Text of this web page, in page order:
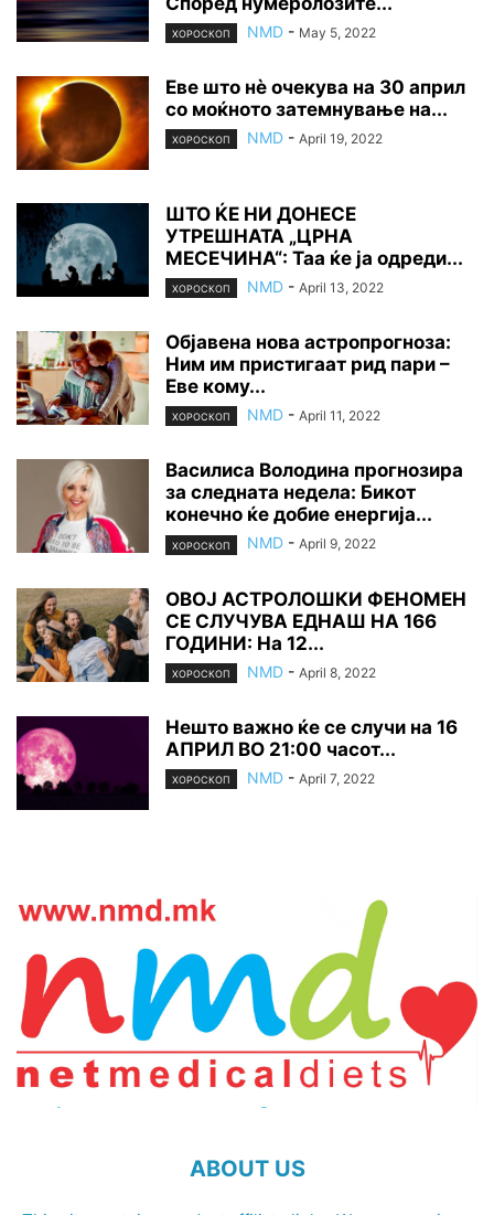
ХОРОСКОП NMD - May 5, 2022
Еве што нè очекува на 30 април
со моќното затемнување на...
ХОРОСКОП NMD - April 19, 2022
ШТО ЌЕ НИ ДОНЕСЕ
УТРЕШНАТА „ЦРНА
МЕСЕЧИНА“: Таа ќе ја одреди...
ХОРОСКОП NMD - April 13, 2022
Објавена нова астропрогноза:
Ним им пристигаат рид пари –
Еве кому...
ХОРОСКОП NMD - April 11, 2022
Василиса Володина прогнозира
за следната недела: Бикот
конечно ќе добие енергија...
ХОРОСКОП NMD - April 9, 2022
ОВОЈ АСТРОЛОШКИ ФЕНОМЕН
СЕ СЛУЧУВА ЕДНАШ НА 166
ГОДИНИ: На 12...
ХОРОСКОП NMD - April 8, 2022
Нешто важно ќе се случи на 16
АПРИЛ ВО 21:00 часот...
ХОРОСКОП NMD - April 7, 2022
ABOUT US